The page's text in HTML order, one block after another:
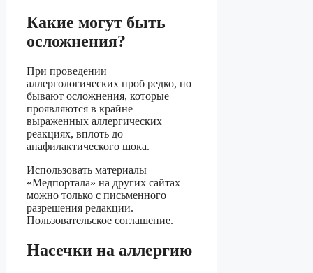
Какие могут быть
осложнения?
При проведении
аллергологических проб редко, но
бывают осложнения, которые
проявляются в крайне
выраженных аллергических
реакциях, вплоть до
анафилактического шока.
Использовать материалы
«Медпортала» на других сайтах
можно только с письменного
разрешения редакции.
Пользовательское соглашение.
Насечки на аллергию